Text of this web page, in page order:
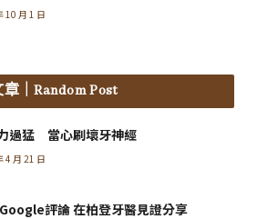
10 月 1 日
章｜Random Post
過猛 當心刷壞牙神經
4 月 21 日
評論 在柏登牙醫見證分享